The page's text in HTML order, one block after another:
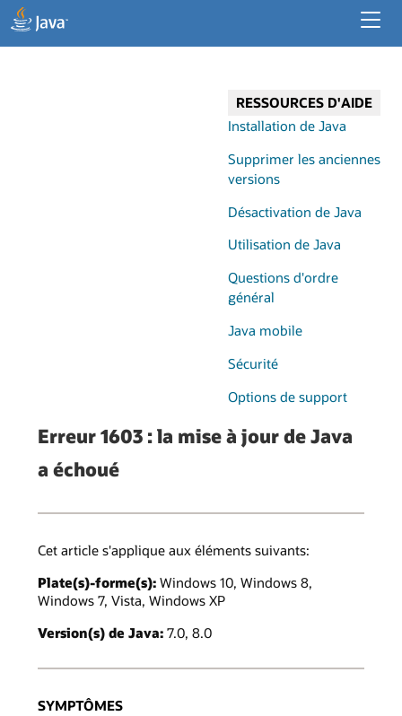
Java pour les applications de bureau
RESSOURCES D'AIDE
Installation de Java
Supprimer les anciennes
versions
Désactivation de Java
Utilisation de Java
Questions d'ordre
général
Java mobile
Sécurité
Options de support
Erreur 1603 : la mise à jour de Java
a échoué
Cet article s'applique aux éléments suivants:
Plate(s)-forme(s): Windows 10, Windows 8,
Windows 7, Vista, Windows XP
Version(s) de Java: 7.0, 8.0
SYMPTÔMES